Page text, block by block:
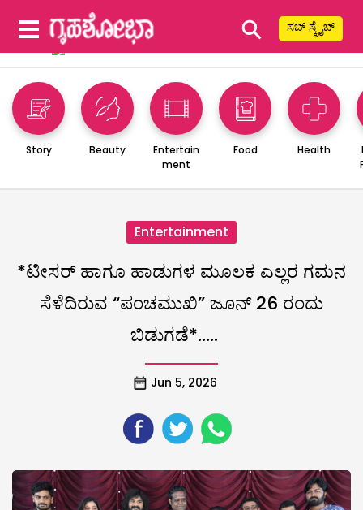
⚲ ಸಬ್ ಸ್ಕ್ರೈಬ್
Story Beauty
Entertain
ment
Food Health
Entertainment
*ಟೀಸರ್ ಹಾಗೂ ಹಾಡುಗಳ ಮೂಲಕ ಎಲ್ಲರ ಗಮನ
ಸೆಳೆದಿರುವ “ಪಂಚಮುಖಿ” ಜೂನ್ 26 ರಂದು
ಬಿಡುಗಡೆ*…..
Jun 5, 2026